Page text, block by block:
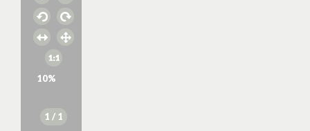
10%
1 / 1